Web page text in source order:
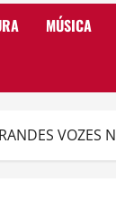
MÚSICA
VOZES